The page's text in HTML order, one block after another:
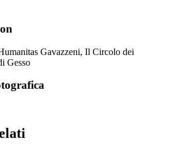
Gavazzeni, Il Circolo dei
Gesso